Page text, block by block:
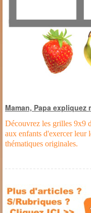
Maman, Papa
Découvrez les grilles 9x9
aux enfants d'exercer leur
thématiques originales.